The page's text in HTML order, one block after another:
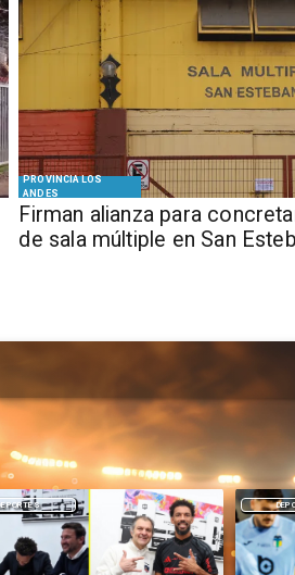
PROVINCIA LOS
ANDES
​​Firman alianza para
de sala múltiple en San